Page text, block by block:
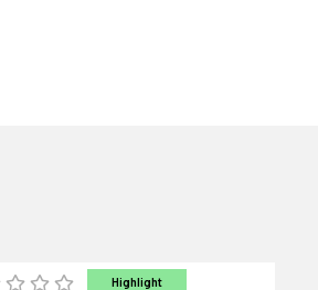
Highlight